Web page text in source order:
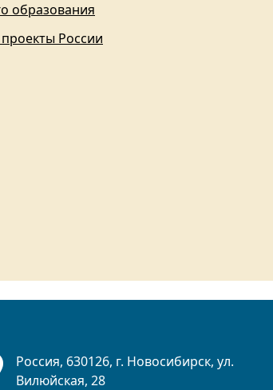
образования
России
Россия, 630126, г. Новосибирск, ул.
Вилюйская, 28